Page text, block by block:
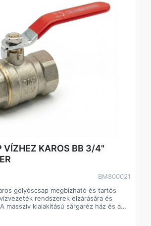
szabványos menetes csatlakozással
VÍZHEZ KAROS BB 3/4"
BM800021
golyóscsap megbízható és tartós
rendszerek elzárására és
masszív kialakítású sárgaréz ház és a